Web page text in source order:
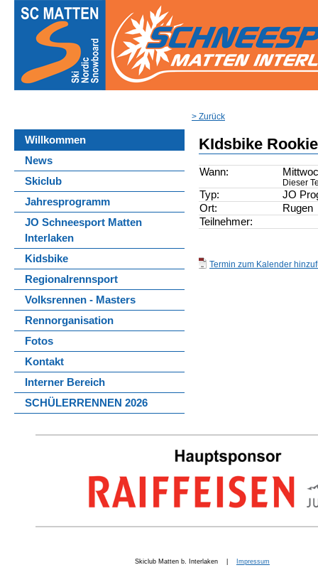
Willkommen
News
Skiclub
Jahresprogramm
JO Schneesport Matten
Interlaken
Kidsbike
Regionalrennsport
Volksrennen - Masters
Rennorganisation
Fotos
Kontakt
Interner Bereich
SCHÜLERRENNEN 2026
> Zurück
KIdsbike
Wann:
Dieser
Typ:
JO
Ort:
Rugen
Teilnehmer:
Termin zum Kalender
Skiclub Matten b. Interlaken | Impressum